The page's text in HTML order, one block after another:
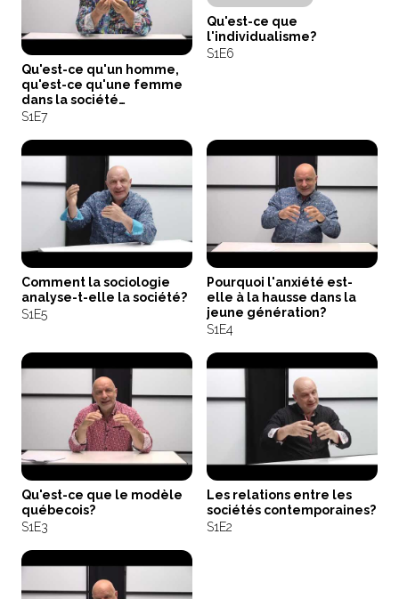
Qu'est-ce qu'un homme,
qu'est-ce qu'une femme
dans la société
contemporaine?
S1E7
Qu'est-ce que
l'individualisme?
S1E6
Comment la sociologie
analyse-t-elle la société?
S1E5
Pourquoi l'anxiété est-
elle à la hausse dans la
jeune génération?
S1E4
Qu'est-ce que le modèle
québecois?
S1E3
Les relations entre les
sociétés contemporaines?
S1E2